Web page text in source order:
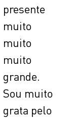
presente
muito
muito
muito
grande.
Sou muito
grata pelo